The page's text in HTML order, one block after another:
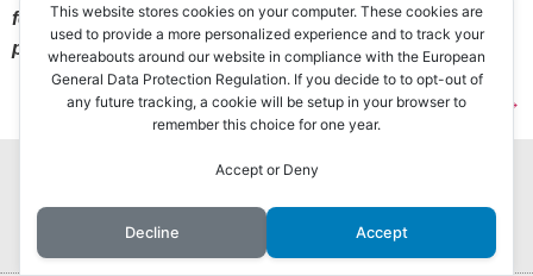
febrero. Algunas firmas, de hecho, proyectaron que
podría perforar ese número.
Siguiente →
This website stores cookies on your computer. These cookies are
used to provide a more personalized experience and to track your
whereabouts around our website in compliance with the European
General Data Protection Regulation. If you decide to to opt-out of
any future tracking, a cookie will be setup in your browser to
remember this choice for one year.
Accept or Deny
Decline Accept